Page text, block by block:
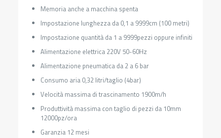
Memoria anche a macchina spenta
Impostazione lunghezza da 0,1 a 9999cm (100 metri)
Impostazione quantità da 1 a 9999pezzi oppure infiniti
Alimentazione elettrica 220V 50-60Hz
Alimentazione pneumatica da 2 a 6 bar
Consumo aria 0,32 litri/taglio (4bar)
Velocità massima di trascinamento 1900m/h
Produttività massima con taglio di pezzi da 10mm
12000pz/ora
Garanzia 12 mesi